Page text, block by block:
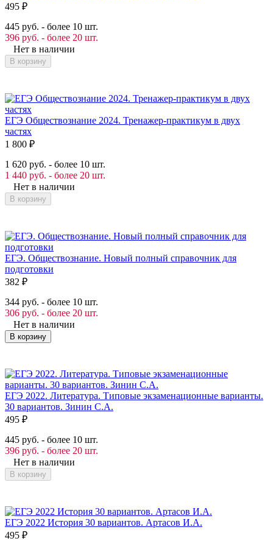
495 ₽
445 руб. - более 10 шт.
396 руб. - более 20 шт.
Нет в наличии
В корзину
ЕГЭ Обществознание 2024. Тренажер-практикум в двух
частях
1 800 ₽
1 620 руб. - более 10 шт.
1 440 руб. - более 20 шт.
Нет в наличии
В корзину
ЕГЭ. Обществознание. Новый полный справочник для
подготовки
382 ₽
344 руб. - более 10 шт.
306 руб. - более 20 шт.
Нет в наличии
В корзину
ЕГЭ 2022. Литература. Типовые экзаменационные варианты.
30 вариантов. Зинин С.А.
495 ₽
445 руб. - более 10 шт.
396 руб. - более 20 шт.
Нет в наличии
В корзину
ЕГЭ 2022 История 30 вариантов. Артасов И.А.
495 ₽